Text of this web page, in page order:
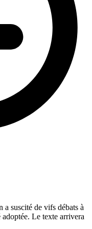
suscité de vifs débats à
Le texte arrivera